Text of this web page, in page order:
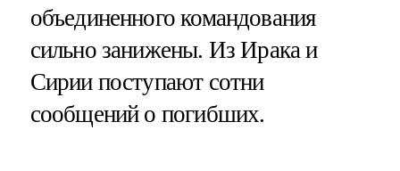
объединенного командования
сильно занижены. Из Ирака и
Сирии поступают сотни
сообщений о погибших.